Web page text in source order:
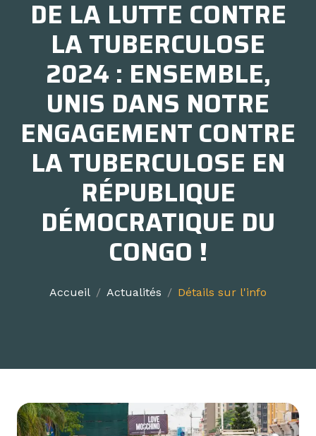
DE LA LUTTE CONTRE
LA TUBERCULOSE
2024 : ENSEMBLE,
UNIS DANS NOTRE
ENGAGEMENT CONTRE
LA TUBERCULOSE EN
RÉPUBLIQUE
DÉMOCRATIQUE DU
CONGO !
Accueil Actualités Détails sur l'info